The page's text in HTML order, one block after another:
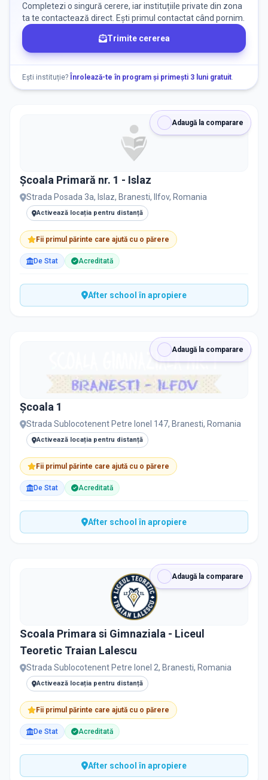
Nu există informații despre locuri libere
Nu există informații despre job-uri
PRIVAT / DE STAT
Toate Private
Completezi o singură cerere, iar instituțiile private din zona
ta te contactează direct. Ești primul contactat când pornim.
Trimite cererea
Ești instituție? Înrolează-te în program și primești 3 luni gratuit.
Adaugă la comparare
Școala Primară nr. 1 - Islaz
Strada Posada 3a, Islaz, Branesti, Ilfov, Romania
Activează locația pentru distanță
Fii primul părinte care ajută cu o părere
De Stat Acreditată
After school în apropiere
Adaugă la comparare
Şcoala 1
Strada Sublocotenent Petre Ionel 147, Branesti, Romania
Activează locația pentru distanță
Fii primul părinte care ajută cu o părere
De Stat Acreditată
After school în apropiere
Adaugă la comparare
Scoala Primara si Gimnaziala - Liceul
Teoretic Traian Lalescu
Strada Sublocotenent Petre Ionel 2, Branesti, Romania
Activează locația pentru distanță
Fii primul părinte care ajută cu o părere
De Stat Acreditată
After school în apropiere